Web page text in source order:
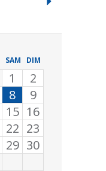
SAM DIM
1
2
8
9
15 16
22 23
29 30